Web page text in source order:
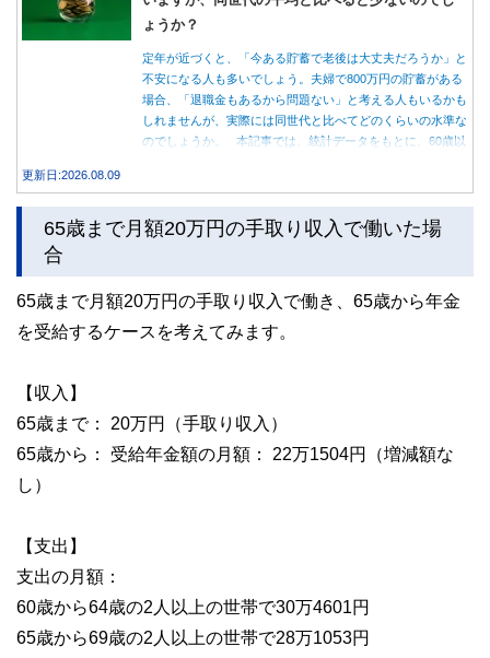
ょうか？
定年が近づくと、「今ある貯蓄で老後は大丈夫だろうか」と
不安になる人も多いでしょう。夫婦で800万円の貯蓄がある
場合、「退職金もあるから問題ない」と考える人もいるかも
しれませんが、実際には同世代と比べてどのくらいの水準な
のでしょうか。 本記事では、統計データをもとに、60歳以
更新日:2026.08.09
65歳まで月額20万円の手取り収入で働いた場
合
65歳まで月額20万円の手取り収入で働き、65歳から年金
を受給するケースを考えてみます。
【収入】
65歳まで： 20万円（手取り収入）
65歳から： 受給年金額の月額： 22万1504円（増減額な
し）
【支出】
支出の月額：
60歳から64歳の2人以上の世帯で30万4601円
65歳から69歳の2人以上の世帯で28万1053円